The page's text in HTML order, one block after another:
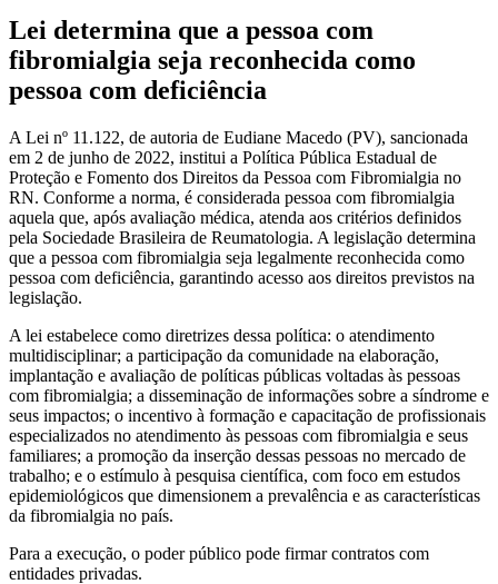
Lei determina que a pessoa com
fibromialgia seja reconhecida como
pessoa com deficiência
A Lei nº 11.122, de autoria de Eudiane Macedo (PV), sancionada
em 2 de junho de 2022, institui a Política Pública Estadual de
Proteção e Fomento dos Direitos da Pessoa com Fibromialgia no
RN. Conforme a norma, é considerada pessoa com fibromialgia
aquela que, após avaliação médica, atenda aos critérios definidos
pela Sociedade Brasileira de Reumatologia. A legislação determina
que a pessoa com fibromialgia seja legalmente reconhecida como
pessoa com deficiência, garantindo acesso aos direitos previstos na
legislação.
A lei estabelece como diretrizes dessa política: o atendimento
multidisciplinar; a participação da comunidade na elaboração,
implantação e avaliação de políticas públicas voltadas às pessoas
com fibromialgia; a disseminação de informações sobre a síndrome e
seus impactos; o incentivo à formação e capacitação de profissionais
especializados no atendimento às pessoas com fibromialgia e seus
familiares; a promoção da inserção dessas pessoas no mercado de
trabalho; e o estímulo à pesquisa científica, com foco em estudos
epidemiológicos que dimensionem a prevalência e as características
da fibromialgia no país.
Para a execução, o poder público pode firmar contratos com
entidades privadas.